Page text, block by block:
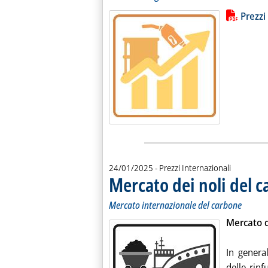
Leggi
Lista allegati PDF alla
24/01/2025 - Prezzi Internazionali
Mercato dei noli del
Mercato internazionale del carbone
Mercato
In